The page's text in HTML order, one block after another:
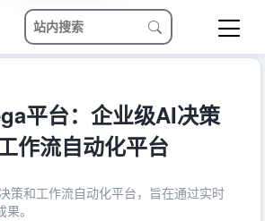
平台：企业级AI决策
作流自动化平台
策和工作流自动化平台，旨在通过实时
。